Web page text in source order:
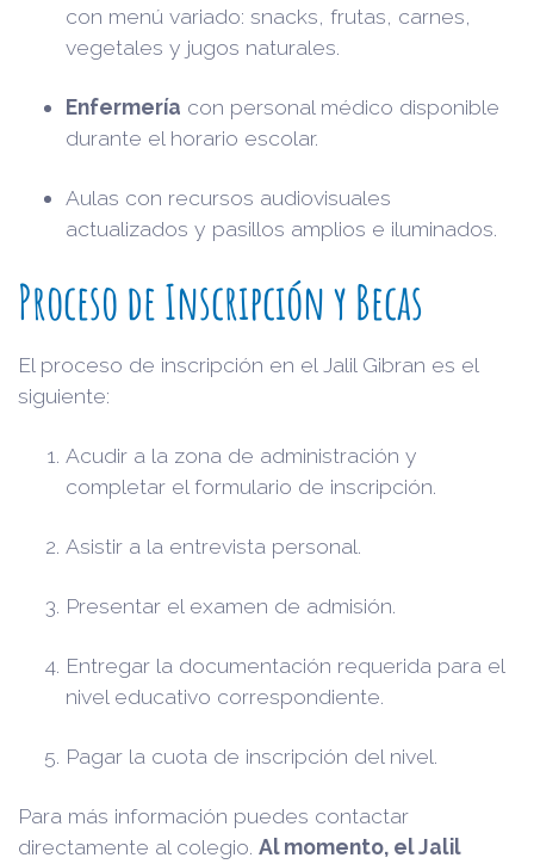
con menú variado: snacks, frutas, carnes,
vegetales y jugos naturales.
Enfermería con personal médico disponible
durante el horario escolar.
Aulas con recursos audiovisuales
actualizados y pasillos amplios e iluminados.
Proceso de Inscripción y Becas
El proceso de inscripción en el Jalil Gibran es el
siguiente:
Acudir a la zona de administración y
completar el formulario de inscripción.
Asistir a la entrevista personal.
Presentar el examen de admisión.
Entregar la documentación requerida para el
nivel educativo correspondiente.
Pagar la cuota de inscripción del nivel.
Para más información puedes contactar
directamente al colegio. Al momento, el Jalil